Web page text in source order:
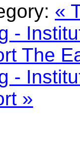
«
-
The
-
»